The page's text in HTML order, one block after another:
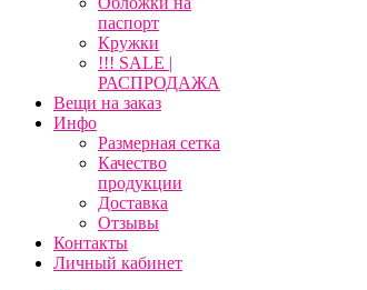
паспорт
Кружки
!!! SALE |
РАСПРОДАЖА
Вещи на заказ
Инфо
Размерная сетка
Качество
продукции
Доставка
Отзывы
Контакты
Личный кабинет